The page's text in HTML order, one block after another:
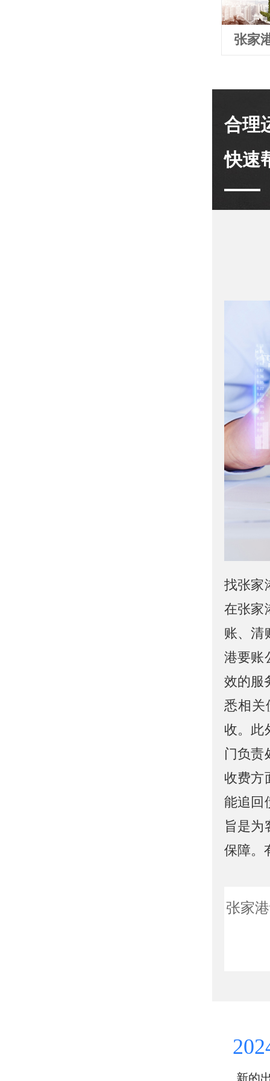
张家
合理
快速
找张家
在张家
账、清
港要账
效的服
悉相关
收。此
门负责
收费方
能追回
旨是为
保障。
张家
新的